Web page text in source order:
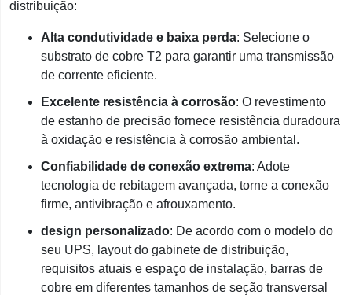
distribuição:
Alta condutividade e baixa perda: Selecione o
substrato de cobre T2 para garantir uma transmissão
de corrente eficiente.
Excelente resistência à corrosão: O revestimento
de estanho de precisão fornece resistência duradoura
à oxidação e resistência à corrosão ambiental.
Confiabilidade de conexão extrema: Adote
tecnologia de rebitagem avançada, torne a conexão
firme, antivibração e afrouxamento.
design personalizado: De acordo com o modelo do
seu UPS, layout do gabinete de distribuição,
requisitos atuais e espaço de instalação, barras de
cobre em diferentes tamanhos de seção transversal